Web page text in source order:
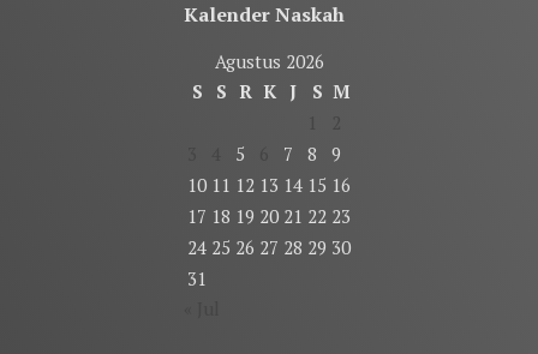
Kalender Naskah
Agustus 2026
S
S R K J S M
5 7 8
9
10 11 12 13 14 15 16
17 18 19 20 21 22 23
24 25 26 27 28 29 30
31